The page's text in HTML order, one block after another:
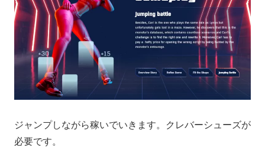
ジャンプしながら稼いでいきます。クレバーシューズが
必要です。